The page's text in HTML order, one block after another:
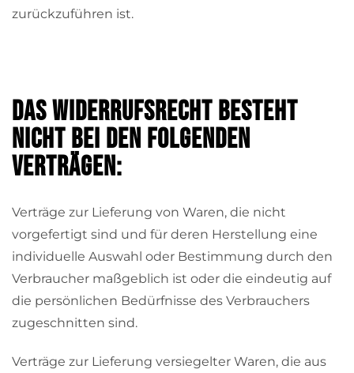
zurückzuführen ist.
Das Widerrufsrecht besteht
nicht bei den folgenden
Verträgen:
Verträge zur Lieferung von Waren, die nicht
vorgefertigt sind und für deren Herstellung eine
individuelle Auswahl oder Bestimmung durch den
Verbraucher maßgeblich ist oder die eindeutig auf
die persönlichen Bedürfnisse des Verbrauchers
zugeschnitten sind.
Verträge zur Lieferung versiegelter Waren, die aus